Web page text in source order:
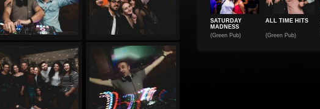
SATURDAY
MADNESS
(Green Pub)
ALL TIME HITS
(Green Pub)